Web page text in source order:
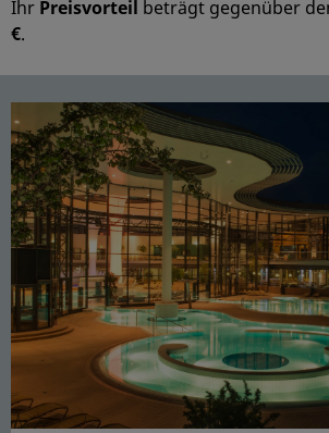
Ihr Preisvorteil beträgt gegenüber
€.